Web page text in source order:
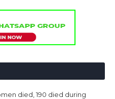
died, 190 died during